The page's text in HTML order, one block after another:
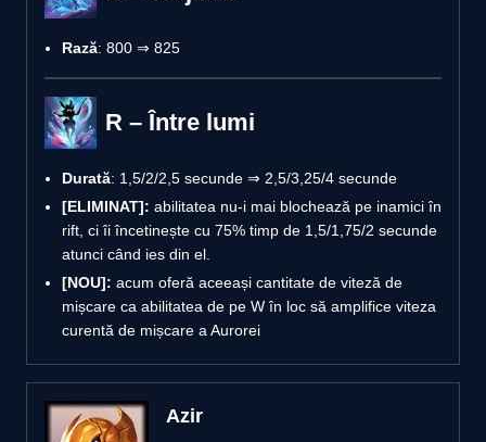
Rază: 800 ⇒ 825
R – Între lumi
Durată: 1,5/2/2,5 secunde ⇒ 2,5/3,25/4 secunde
[ELIMINAT]: abilitatea nu-i mai blochează pe inamici în
rift, ci îi încetinește cu 75% timp de 1,5/1,75/2 secunde
atunci când ies din el.
[NOU]: acum oferă aceeași cantitate de viteză de
mișcare ca abilitatea de pe W în loc să amplifice viteza
curentă de mișcare a Aurorei
Azir